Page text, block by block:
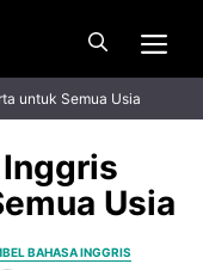
untuk Semua Usia
Usia
BAHASA INGGRIS